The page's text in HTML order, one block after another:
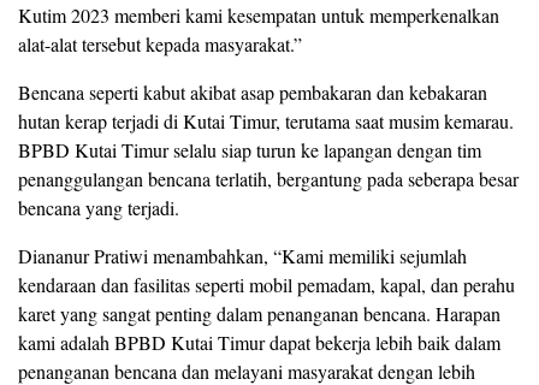
Kutim 2023 memberi kami kesempatan untuk memperkenalkan
alat-alat tersebut kepada masyarakat.”
Bencana seperti kabut akibat asap pembakaran dan kebakaran
hutan kerap terjadi di Kutai Timur, terutama saat musim kemarau.
BPBD Kutai Timur selalu siap turun ke lapangan dengan tim
penanggulangan bencana terlatih, bergantung pada seberapa besar
bencana yang terjadi.
Diananur Pratiwi menambahkan, “Kami memiliki sejumlah
kendaraan dan fasilitas seperti mobil pemadam, kapal, dan perahu
karet yang sangat penting dalam penanganan bencana. Harapan
kami adalah BPBD Kutai Timur dapat bekerja lebih baik dalam
penanganan bencana dan melayani masyarakat dengan lebih